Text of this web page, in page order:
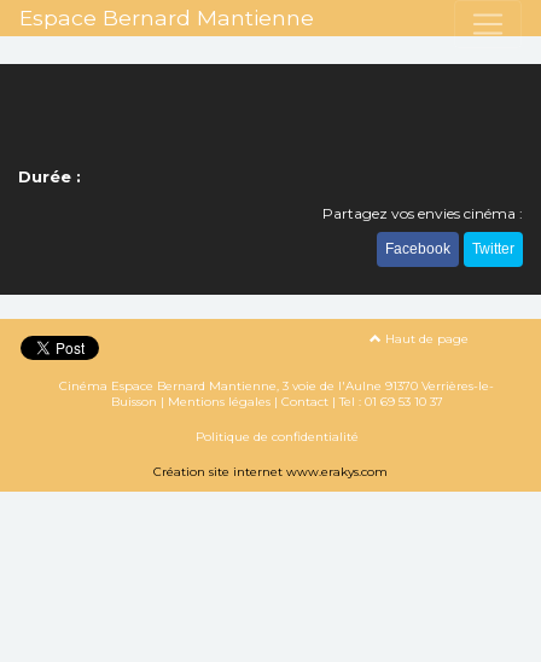
Espace Bernard Mantienne
Durée :
Partagez vos envies cinéma :
Facebook Twitter
Haut de page
Cinéma Espace Bernard Mantienne, 3 voie de l'Aulne 91370 Verrières-le-
Buisson | Mentions légales| Contact| Tel : 01 69 53 10 37
Politique de confidentialité
Création site internet www.erakys.com